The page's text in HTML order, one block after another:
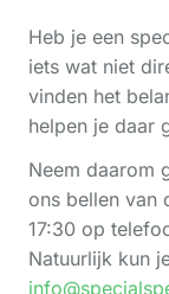
Heb je een
iets wat niet
vinden het
helpen je daar
Neem daarom
ons bellen van
17:30 op
Natuurlijk kun